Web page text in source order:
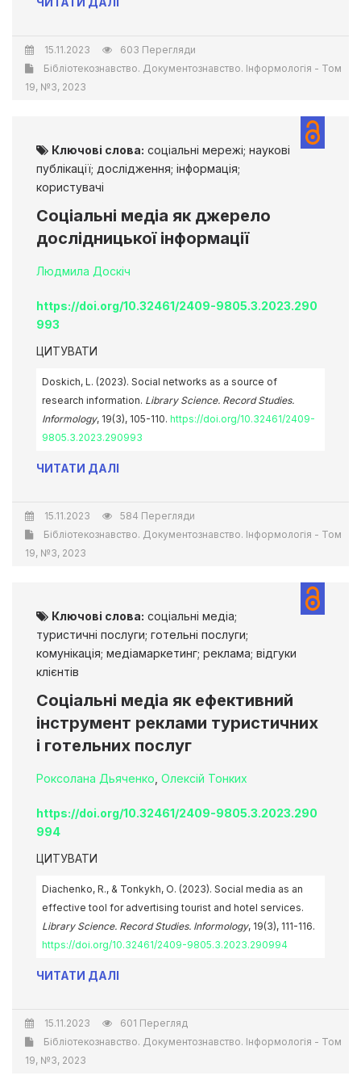
15.11.2023
603 Перегляди
Бібліотекознавство. Документознавство. Інформологія - Том
19, №3, 2023
Ключові слова: соціальні мережі; наукові
публікації; дослідження; інформація;
користувачі
Соціальні медіа як джерело
дослідницької інформації
Людмила Доскіч
https://doi.org/10.32461/2409-9805.3.2023.290
993
ЦИТУВАТИ
Doskich, L. (2023). Social networks as a source of
research information. Library Science. Record Studies.
Informology, 19(3), 105-110. https://doi.org/10.32461/2409-
9805.3.2023.290993
ЧИТАТИ ДАЛІ
15.11.2023
584 Перегляди
Бібліотекознавство. Документознавство. Інформологія - Том
19, №3, 2023
Ключові слова: соціальні медіа;
туристичні послуги; готельні послуги;
комунікація; медіамаркетинг; реклама; відгуки
клієнтів
Соціальні медіа як ефективний
інструмент реклами туристичних
і готельних послуг
Роксолана Дьяченко Олексій Тонких
https://doi.org/10.32461/2409-9805.3.2023.290
994
ЦИТУВАТИ
Dіachenko, R., & Tonkykh, О. (2023). Social media as an
effective tool for advertising tourist and hotel services.
Library Science. Record Studies. Informology, 19(3), 111-116.
https://doi.org/10.32461/2409-9805.3.2023.290994
ЧИТАТИ ДАЛІ
15.11.2023
601 Перегляд
Бібліотекознавство. Документознавство. Інформологія - Том
19, №3, 2023